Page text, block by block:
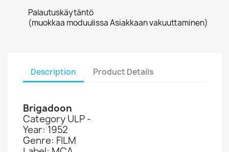
Palautuskäytäntö
(muokkaa moduulissa Asiakkaan vakuuttaminen)
Description Product Details
Brigadoon
Category ULP -
Year: 1952
Genre: FILM